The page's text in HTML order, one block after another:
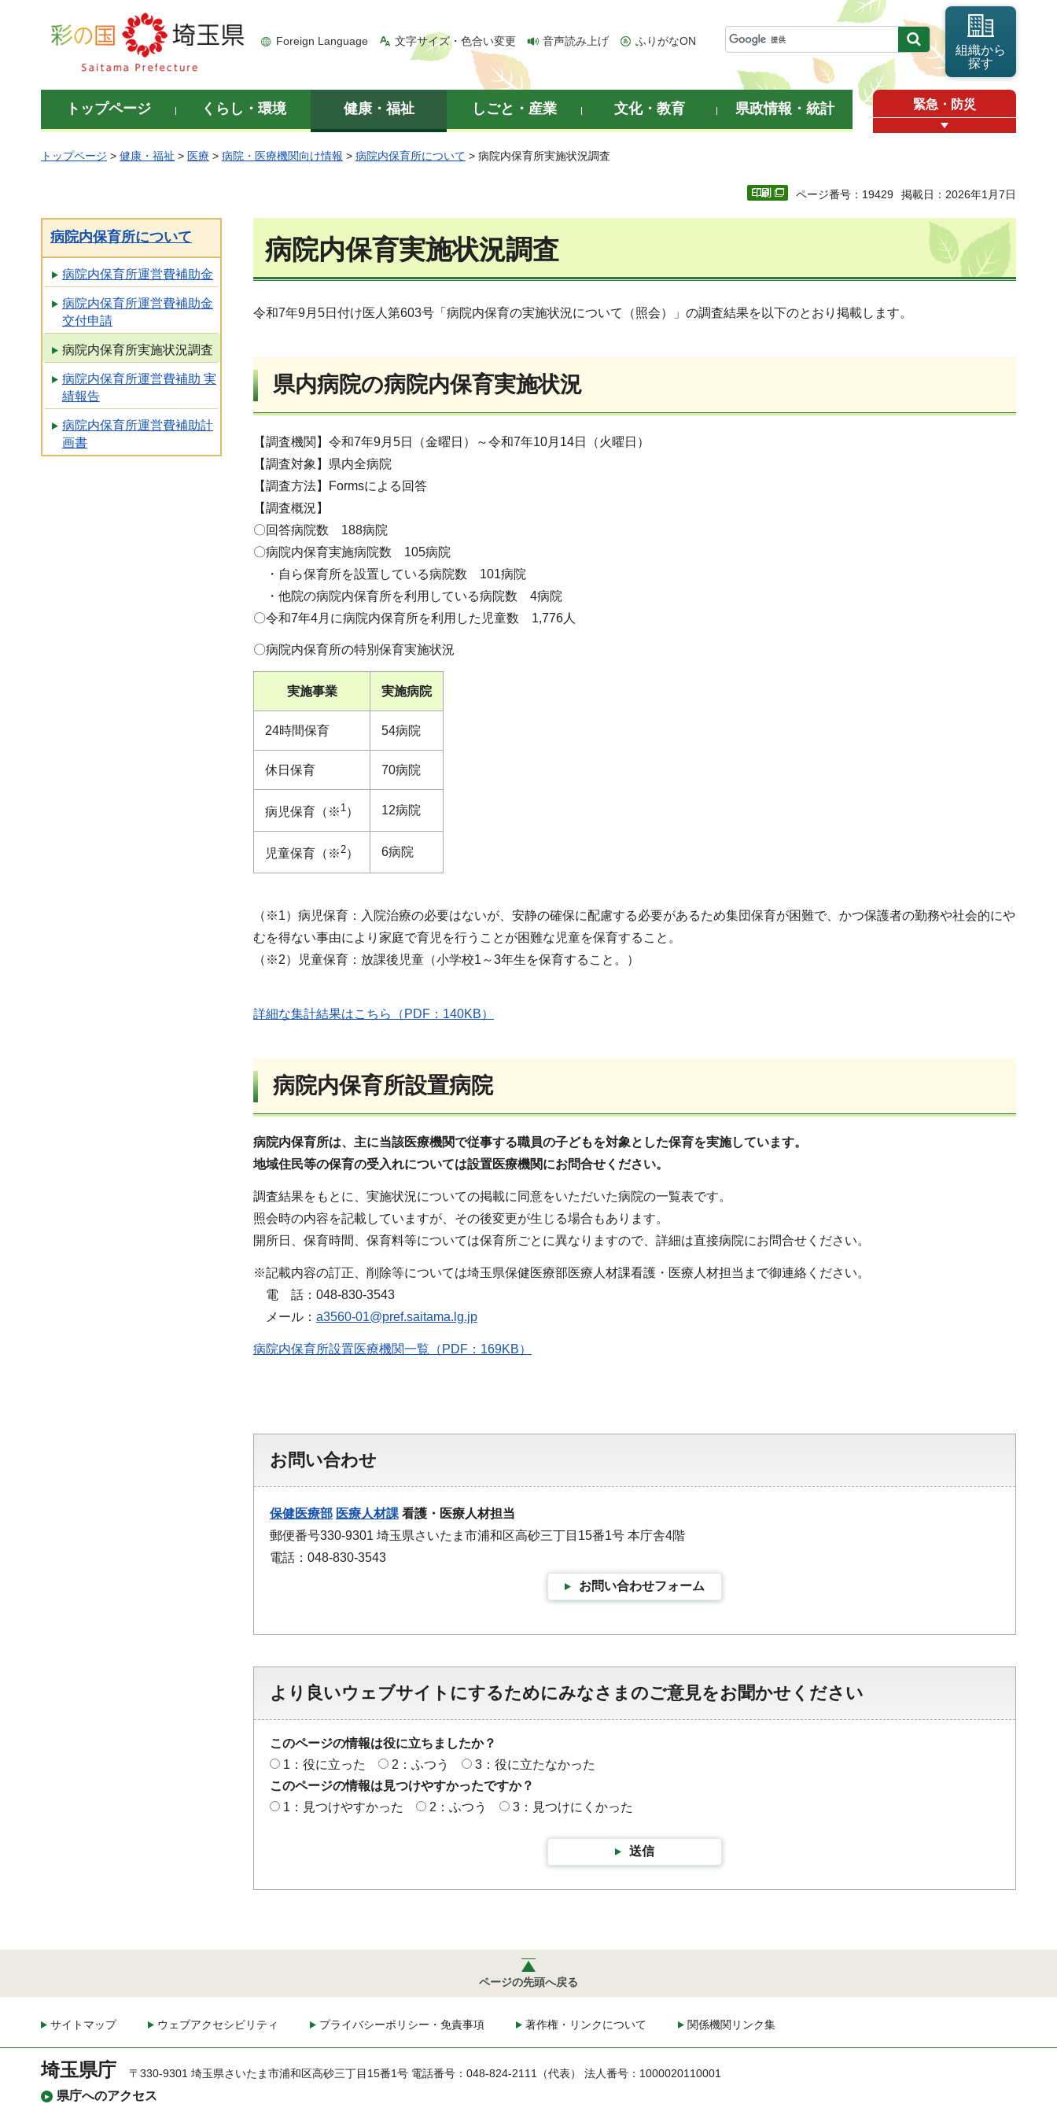
彩の国 埼玉県
Foreign Language 文字サイズ・色合い変更 音声読み上げ ふりがなON
組織から
探す
トップページ くらし・環境 健康・福祉 しごと・産業 文化・教育 県政情報・統計 緊急・防災
トップページ > 健康・福祉 > 医療 > 病院・医療機関向け情報 > 病院内保育所について > 病院内保育所実施状況調査
ページ番号：19429 掲載日：2026年1月7日
病院内保育所について
病院内保育所運営費補助金
病院内保育所運営費補助金
交付申請
病院内保育所実施状況調査
病院内保育所運営費補助 実
績報告
病院内保育所運営費補助計
画書
病院内保育実施状況調査
令和7年9月5日付け医人第603号「病院内保育の実施状況について（照会）」の調査結果を以下のとおり掲載します。
県内病院の病院内保育実施状況
【調査機関】令和7年9月5日（金曜日）～令和7年10月14日（火曜日）
【調査対象】県内全病院
【調査方法】Formsによる回答
【調査概況】
〇回答病院数 188病院
〇病院内保育実施病院数 105病院
・自ら保育所を設置している病院数 101病院
・他院の病院内保育所を利用している病院数 4病院
〇令和7年4月に病院内保育所を利用した児童数 1,776人
〇病院内保育所の特別保育実施状況
実施事業 実施病院
24時間保育 54病院
休日保育 70病院
病児保育（※ 1） 12病院
児童保育（※2） 6病院
（※1）病児保育：入院治療の必要はないが、安静の確保に配慮する必要があるため集団保育が困難で、かつ保護者の勤務や社会的にや
むを得ない事由により家庭で育児を行うことが困難な児童を保育すること。
（※2）児童保育：放課後児童（小学校1～3年生を保育すること。）
詳細な集計結果はこちら（PDF：140KB）
病院内保育所設置病院
病院内保育所は、主に当該医療機関で従事する職員の子どもを対象とした保育を実施しています。
地域住民等の保育の受入れについては設置医療機関にお問合せください。
調査結果をもとに、実施状況についての掲載に同意をいただいた病院の一覧表です。
照会時の内容を記載していますが、その後変更が生じる場合もあります。
開所日、保育時間、保育料等については保育所ごとに異なりますので、詳細は直接病院にお問合せください。
※記載内容の訂正、削除等については埼玉県保健医療部医療人材課看護・医療人材担当まで御連絡ください。
電 話：048-830-3543
メール： a3560-01@pref.saitama.lg.jp
病院内保育所設置医療機関一覧（PDF：169KB）
お問い合わせ
保健医療部 医療人材課 看護・医療人材担当
郵便番号330-9301 埼玉県さいたま市浦和区高砂三丁目15番1号 本庁舎4階
電話：048-830-3543
お問い合わせフォーム
より良いウェブサイトにするためにみなさまのご意見をお聞かせください
このページの情報は役に立ちましたか？
1：役に立った
2：ふつう
3：役に立たなかった
このページの情報は見つけやすかったですか？
1：見つけやすかった
2：ふつう 3：見つけにくかった
送信
ページの先頭へ戻る
サイトマップ ウェブアクセシビリティ プライバシーポリシー・免責事項 著作権・リンクについて 関係機関リンク集
埼玉県庁
県庁へのアクセス
〒330-9301 埼玉県さいたま市浦和区高砂三丁目15番1号 電話番号：048-824-2111（代表） 法人番号：1000020110001